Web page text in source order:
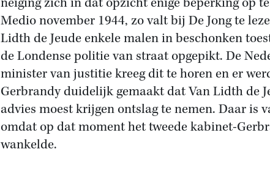
Medio november 1944, zo valt bij De Jong te
Lidth de Jeude enkele malen in beschonken
de Londense politie van straat opgepikt. De
minister van justitie kreeg dit te horen en er
Gerbrandy duidelijk gemaakt dat Van Lidth de
advies moest krijgen ontslag te nemen. Daar is
omdat op dat moment het tweede kabinet-
wankelde.